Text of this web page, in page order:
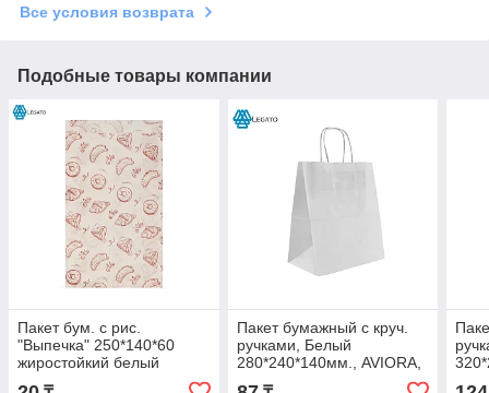
Все условия возврата
Подобные товары компании
Пакет бум. с рис.
"Выпечка" 250*140*60
жиростойкий белый
100шт/упак. 2500шт/кор.
Пакет бумажный с круч.
ручками, Белый
280*240*140мм., AVIORA,
300шт/кор.